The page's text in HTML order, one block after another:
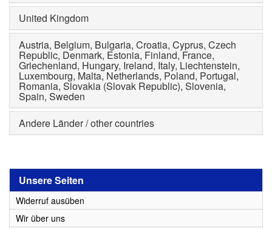
United Kingdom
Austria, Belgium, Bulgaria, Croatia, Cyprus, Czech
Republic, Denmark, Estonia, Finland, France,
Griechenland, Hungary, Ireland, Italy, Liechtenstein,
Luxembourg, Malta, Netherlands, Poland, Portugal,
Romania, Slovakia (Slovak Republic), Slovenia,
Spain, Sweden
Andere Länder / other countries
Unsere Seiten
Widerruf ausüben
Wir über uns